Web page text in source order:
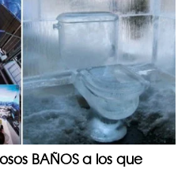
BAÑOS a los que